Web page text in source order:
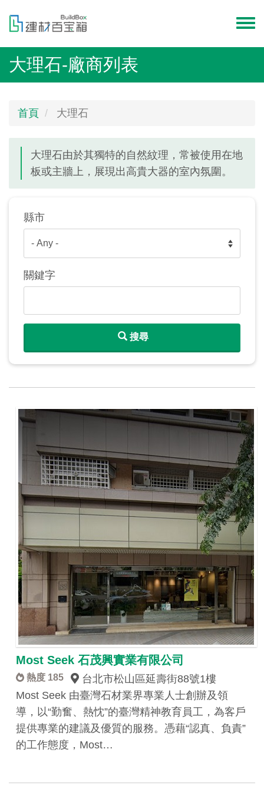
內
容
menu
大理石-廠商列表
首頁 大理石
大理石由於其獨特的自然紋理，常被使用在地
板或主牆上，展現出高貴大器的室內氛圍。
縣市
關鍵字
搜尋
Most Seek 石茂興實業有限公司
熱度 185
台北市松山區延壽街88號1樓
Most Seek 由臺灣石材業界專業人士創辦及領
導，以“勤奮、熱忱”的臺灣精神教育員工，為客戶
提供專業的建議及優質的服務。 ​ 憑藉“認真、負責”
的工作態度，Most…